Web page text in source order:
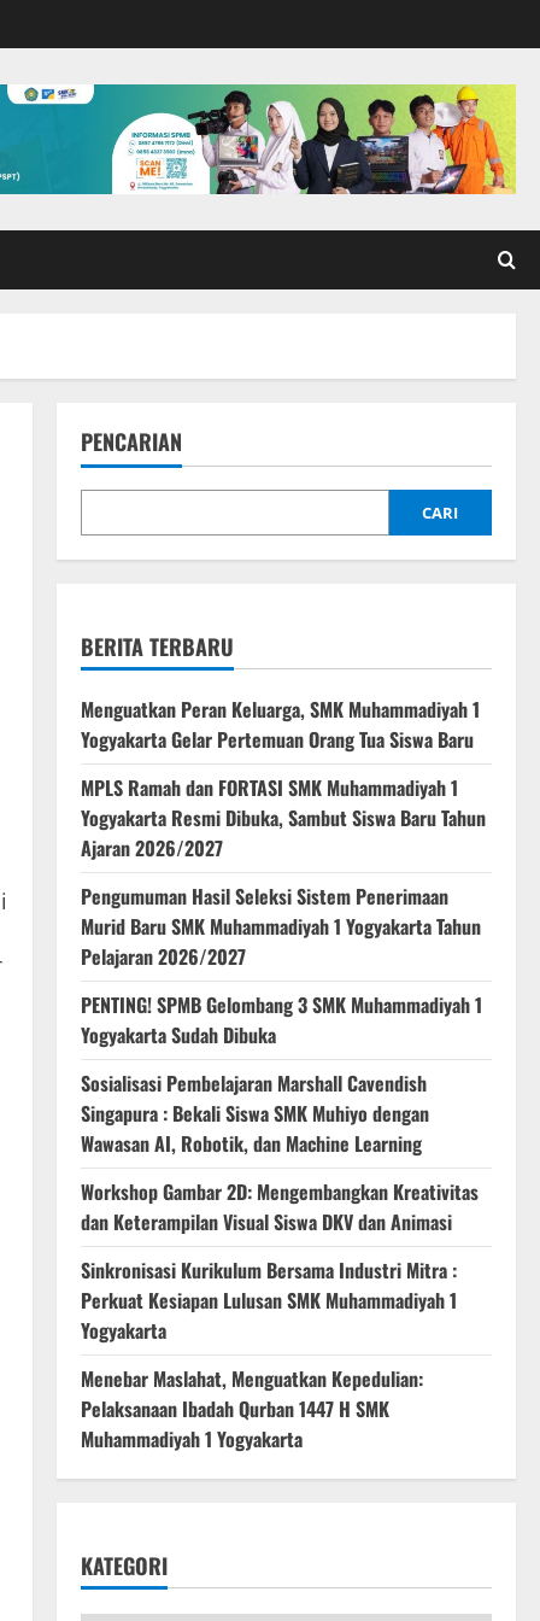
PENCARIAN
CARI
BERITA TERBARU
Menguatkan Peran Keluarga, SMK Muhammadiyah 1
Yogyakarta Gelar Pertemuan Orang Tua Siswa Baru
MPLS Ramah dan FORTASI SMK Muhammadiyah 1
Yogyakarta Resmi Dibuka, Sambut Siswa Baru Tahun
Ajaran 2026/2027
Pengumuman Hasil Seleksi Sistem Penerimaan
Murid Baru SMK Muhammadiyah 1 Yogyakarta Tahun
Pelajaran 2026/2027
PENTING! SPMB Gelombang 3 SMK Muhammadiyah 1
Yogyakarta Sudah Dibuka
Sosialisasi Pembelajaran Marshall Cavendish
Singapura : Bekali Siswa SMK Muhiyo dengan
Wawasan AI, Robotik, dan Machine Learning
Workshop Gambar 2D: Mengembangkan Kreativitas
dan Keterampilan Visual Siswa DKV dan Animasi
Sinkronisasi Kurikulum Bersama Industri Mitra :
Perkuat Kesiapan Lulusan SMK Muhammadiyah 1
Yogyakarta
Menebar Maslahat, Menguatkan Kepedulian:
Pelaksanaan Ibadah Qurban 1447 H SMK
Muhammadiyah 1 Yogyakarta
KATEGORI